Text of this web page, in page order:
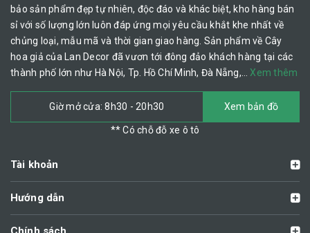
bảo sản phẩm đẹp tự nhiên, độc đáo và khác biệt, kho hàng bán
sỉ với số lượng lớn luôn đáp ứng mọi yêu cầu khắt khe nhất về
chủng loại, mẫu mã và thời gian giao hàng. Sản phẩm về Cây
hoa giả của Lan Decor đã vươn tới đông đảo khách hàng tại các
thành phố lớn như Hà Nội, Tp. Hồ Chí Minh, Đà Nẵng,…Xem thêm
Giờ mở cửa: 8h30 - 20h30 Xem bản đồ
** Có chỗ đỗ xe ô tô
Tài khoản
Hướng dẫn